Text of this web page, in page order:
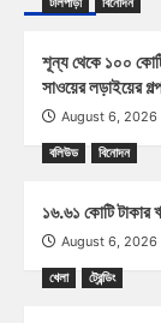
শূন্য থেকে ১০০ কোটি!
সাওয়ের লড়াইয়ের গল্প
August 6, 2026
বলিউড বিনোদন
১৬.৬১ কোটি টাকার
August 6, 2026
খেলা ট্রেন্ডিং